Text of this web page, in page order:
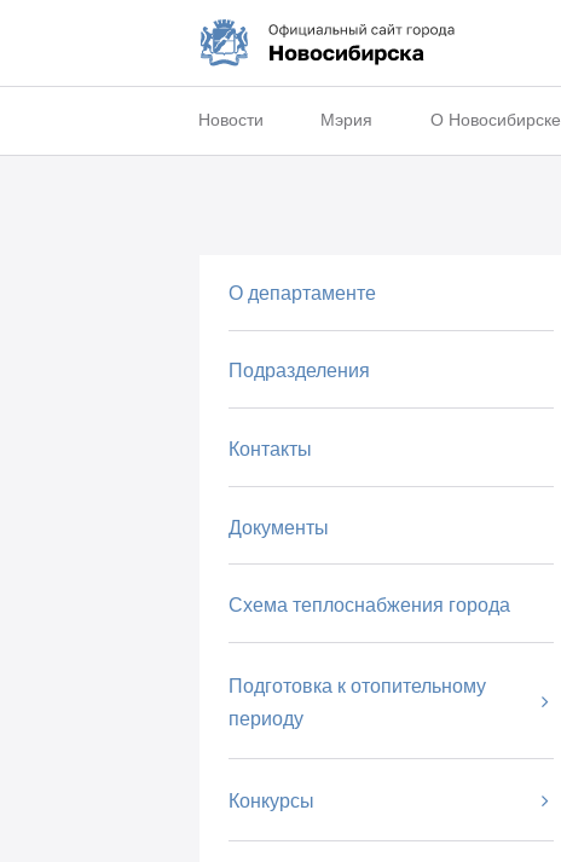
Новости Мэрия О Новосибирске
О департаменте
Подразделения
Контакты
Документы
Схема теплоснабжения города
Подготовка к отопительному
периоду
Конкурсы